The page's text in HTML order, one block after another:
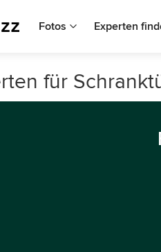
Fotos Experten
für